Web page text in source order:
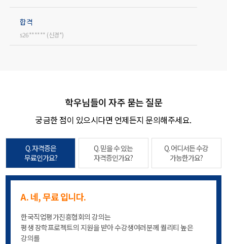
합격
s26****** (신경*)
s26****** (한원*)
합격했어요.
s24****** (강영*)
심리상담사 1급 자격증
s26****** (임정*)
노후에 필요한 자격증 취득 하기
s26****** (최예*)
학우님들이 자주 묻는 질문
궁금한 점이 있으시다면 언제든지 문의해주세요.
Q. 자격증은
무료인가요?
Q. 믿을 수 있는
자격증인가요?
Q. 어디서든 수강
가능한가요?
A. 네, 무료 입니다.
한국직업평가진흥협회의 강의는
평생 장학프로젝트의 지원을 받아 수강생여러분께 퀄리티 높은
강의를